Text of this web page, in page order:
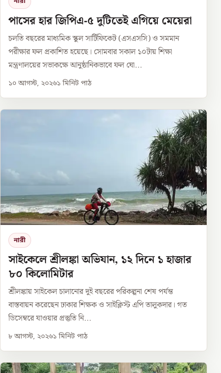
পাসের হার জিপিএ-৫ দুটিতেই এগিয়ে মেয়েরা
চলতি বছরের মাধ্যমিক স্কুল সার্টিফিকেট (এসএসসি) ও সমমান
পরীক্ষার ফল প্রকাশিত হয়েছে। সোমবার সকাল ১০টায় শিক্ষা
মন্ত্রণালয়ের সভাকক্ষে আনুষ্ঠানিকভাবে ফল ঘো...
১০ আগস্ট, ২০২৬১ মিনিট পাঠ
নারী
সাইকেলে শ্রীলঙ্কা অভিযান, ১২ দিনে ১ হাজার
৮০ কিলোমিটার
শ্রীলঙ্কায় সাইকেল চালানোর দুই বছরের পরিকল্পনা শেষ পর্যন্ত
বাস্তবায়ন করেছেন ঢাকার শিক্ষক ও সাইক্লিস্ট এপি তালুকদার। গত
ডিসেম্বরে যাওয়ার প্রস্তুতি নি...
৮ আগস্ট, ২০২৬১ মিনিট পাঠ